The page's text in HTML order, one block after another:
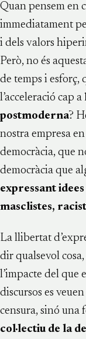
Quan pensem en
immediatament
i dels valors
Però, no és
de temps i esforç,
l’acceleració cap a
postmoderna?
nostra empresa
democràcia, que
democràcia que
expressant
masclistes,
La llibertat
dir qualsevol
l’impacte del que
discursos es
censura, sinó una
col·lectiu de la